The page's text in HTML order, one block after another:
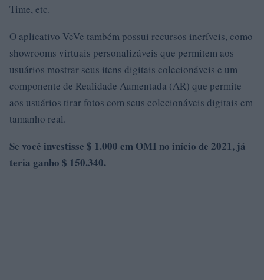
Time, etc.
O aplicativo VeVe também possui recursos incríveis, como
showrooms virtuais personalizáveis ​​que permitem aos
usuários mostrar seus itens digitais colecionáveis ​​e um
componente de Realidade Aumentada (AR) que permite
aos usuários tirar fotos com seus colecionáveis ​​digitais em
tamanho real.
Se você investisse $ 1.000 em OMI no início de 2021, já
teria ganho $ 150.340.